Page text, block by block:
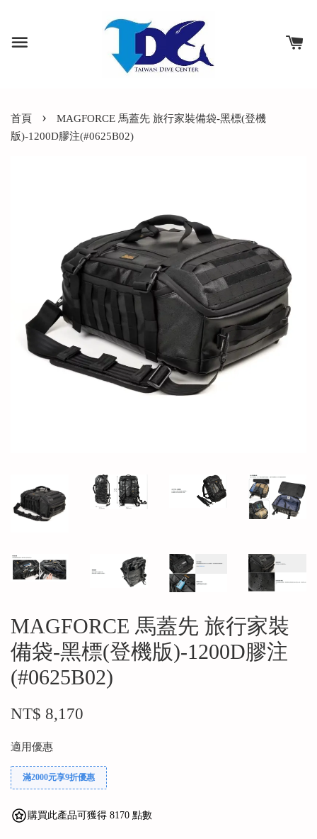
首頁 ›
MAGFORCE 馬蓋先 旅行家裝備袋-黑標(登機
版)-1200D膠注(#0625B02)
MAGFORCE 馬蓋先 旅行家裝
備袋-黑標(登機版)-1200D膠注
(#0625B02)
NT$ 8,170
適用優惠
滿2000元享9折優惠
購買此產品可獲得 8170 點數